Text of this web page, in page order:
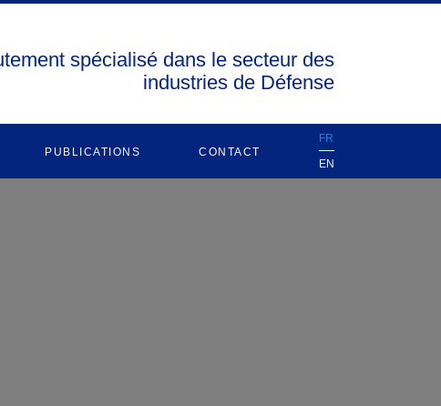
spécialisé dans le secteur des
industries de Défense
PUBLICATIONS CONTACT
FR
EN